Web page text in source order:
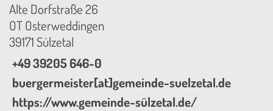
Alte Dorfstraße 26
OT Osterweddingen
39171 Sülzetal
+49 39205 646-0
buergermeister[at]gemeinde-suelzetal.de
https://www.gemeinde-sülzetal.de/